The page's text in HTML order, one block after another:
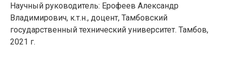
Научный руководитель: Ерофеев Александр
Владимирович, к.т.н., доцент, Тамбовский
государственный технический университет. Тамбов,
2021 г.